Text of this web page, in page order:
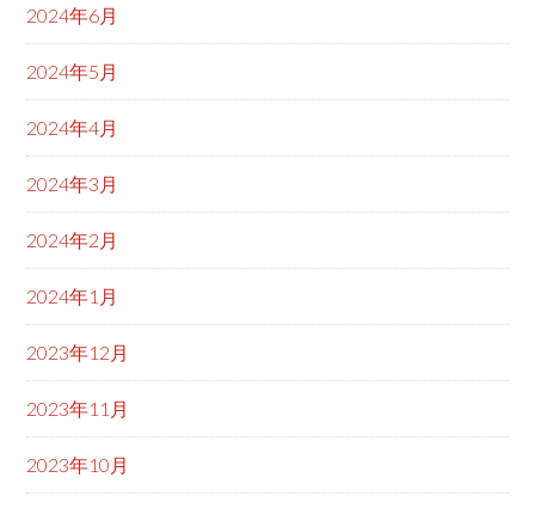
2024年6月
2024年5月
2024年4月
2024年3月
2024年2月
2024年1月
2023年12月
2023年11月
2023年10月